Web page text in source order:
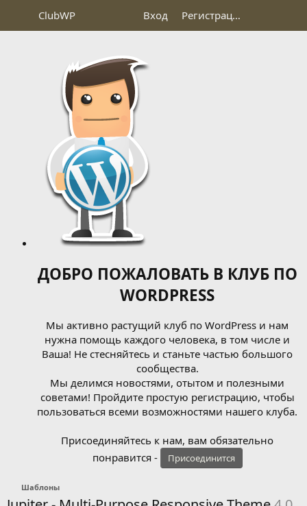
ClubWP Вход Регистрация
ДОБРО ПОЖАЛОВАТЬ В КЛУБ ПО
WORDPRESS
Мы активно растущий клуб по WordPress и нам
нужна помощь каждого человека, в том числе и
Ваша! Не стесняйтесь и станьте частью большого
сообщества.
Мы делимся новостями, отытом и полезными
советами! Пройдите простую регистрацию, чтобы
пользоваться всеми возможностями нашего клуба.
Присоединяйтесь к нам, вам обязательно
понравится -
Присоединится
Шаблоны